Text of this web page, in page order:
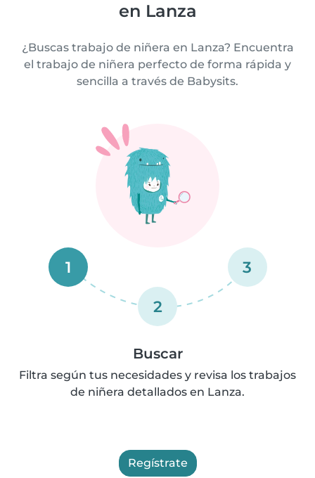
en Lanza
¿Buscas trabajo de niñera en Lanza? Encuentra
el trabajo de niñera perfecto de forma rápida y
sencilla a través de Babysits.
1
2
3
Buscar
Filtra según tus necesidades y revisa los trabajos
de niñera detallados en Lanza.
Regístrate